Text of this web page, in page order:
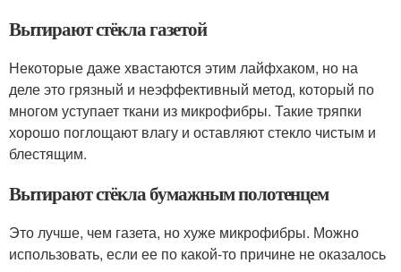
Вытирают стёкла газетой
Некоторые даже хвастаются этим лайфхаком, но на
деле это грязный и неэффективный метод, который по
многом уступает ткани из микрофибры. Такие тряпки
хорошо поглощают влагу и оставляют стекло чистым и
блестящим.
Вытирают стёкла бумажным полотенцем
Это лучше, чем газета, но хуже микрофибры. Можно
использовать, если ее по какой-то причине не оказалось